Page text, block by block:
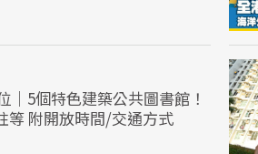
｜5個特色建築公共圖書館！
等 附開放時間/交通方式